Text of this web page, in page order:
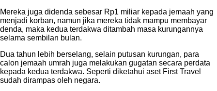
Mereka juga didenda sebesar Rp1 miliar kepada jemaah yang
menjadi korban, namun jika mereka tidak mampu membayar
denda, maka kedua terdakwa ditambah masa kurungannya
selama sembilan bulan.
Dua tahun lebih berselang, selain putusan kurungan, para
calon jemaah umrah juga melakukan gugatan secara perdata
kepada kedua terdakwa. Seperti diketahui aset First Travel
sudah dirampas oleh negara.